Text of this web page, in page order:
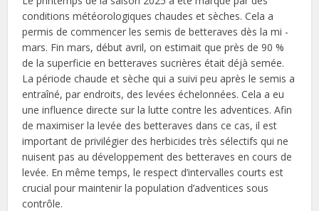
conditions météorologiques chaudes et sèches. Cela a
permis de commencer les semis de betteraves dès la mi -
mars. Fin mars, début avril, on estimait que près de 90 %
de la superficie en betteraves sucrières était déjà semée.
La période chaude et sèche qui a suivi peu après le semis a
entraîné, par endroits, des levées échelonnées. Cela a eu
une influence directe sur la lutte contre les adventices. Afin
de maximiser la levée des betteraves dans ce cas, il est
important de privilégier des herbicides très sélectifs qui ne
nuisent pas au développement des betteraves en cours de
levée. En même temps, le respect d’intervalles courts est
crucial pour maintenir la population d’adventices sous
contrôle.